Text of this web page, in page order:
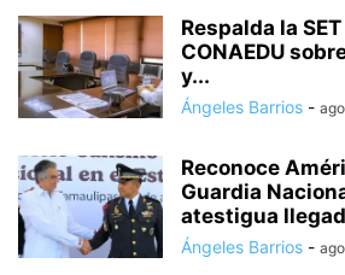
Respalda la
CONAEDU
y...
Ángeles Barrios -
Reconoce
Guardia
atestigua
Ángeles Barrios -